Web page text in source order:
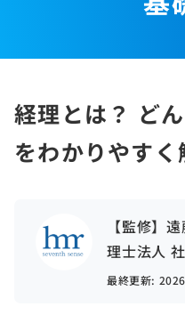
経理とは？ ど
をわかりやすく
【監修】
理士法人
最終更新: